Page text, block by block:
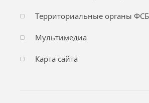
Территориальные органы
Мультимедиа
Карта сайта